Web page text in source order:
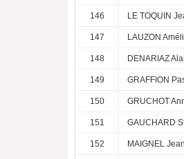
146 LE TOQUIN
147 LAUZON
148 DENARIAZ
149 GRAFFION
150 GRUCHOT
151 GAUCHARD
152 MAIGNEL